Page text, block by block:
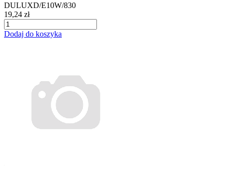
DULUXD/E10W/830
19,24 zł
Dodaj do koszyka